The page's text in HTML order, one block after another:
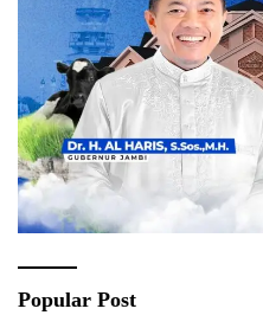
Popular Post